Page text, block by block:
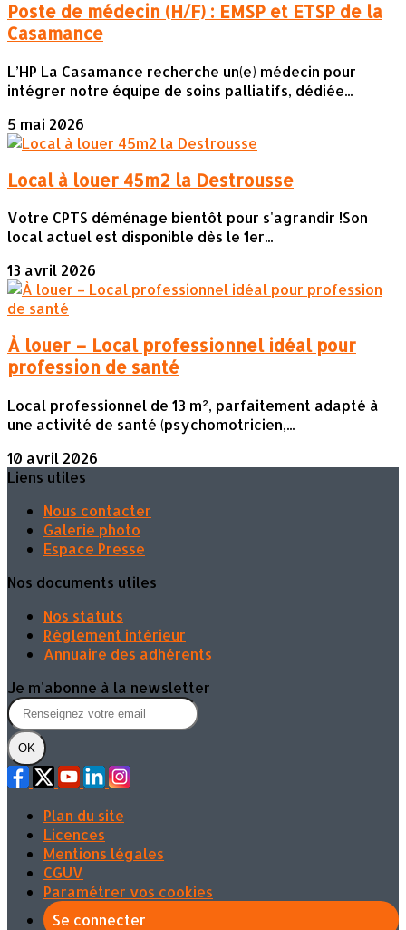
Poste de médecin (H/F) : EMSP et ETSP de la
Casamance
L’HP La Casamance recherche un(e) médecin pour
intégrer notre équipe de soins palliatifs, dédiée...
5 mai 2026
Local à louer 45m2 la Destrousse
Votre CPTS déménage bientôt pour s'agrandir !Son
local actuel est disponible dès le 1er...
13 avril 2026
À louer – Local professionnel idéal pour
profession de santé
Local professionnel de 13 m², parfaitement adapté à
une activité de santé (psychomotricien,...
10 avril 2026
Liens utiles
Nous contacter
Galerie photo
Espace Presse
Nos documents utiles
Nos statuts
Règlement intérieur
Annuaire des adhérents
Je m'abonne à la newsletter
OK
Plan du site
Licences
Mentions légales
CGUV
Paramétrer vos cookies
Se connecter